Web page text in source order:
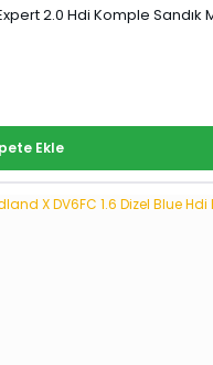
2.0 Hdi Komple Sandık
Ekle